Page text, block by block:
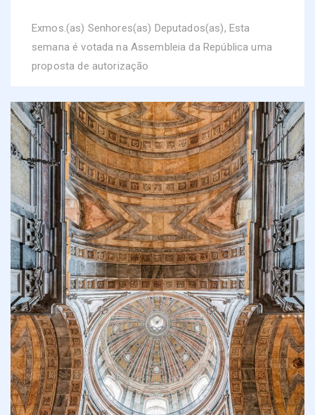
Exmos.(as) Senhores(as) Deputados(as), Esta
semana é votada na Assembleia da República uma
proposta de autorização